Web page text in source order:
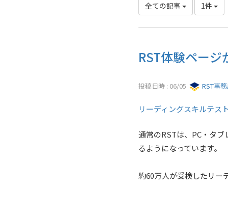
全ての記事 1件
RST体験ペー
投稿日時 : 06/05 RST事
リーディングスキルテス
通常のRSTは、PC・タ
るようになっています。
約60万人が受検したリー